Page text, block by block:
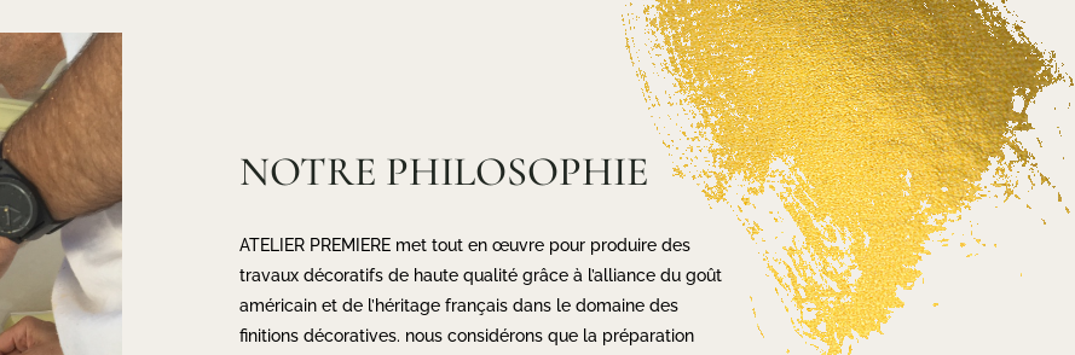
NOTRE PHILOSOPHIE
ATELIER PREMIERE met tout en œuvre pour produire des
travaux décoratifs de haute qualité grâce à l’alliance du goût
américain et de l’héritage français dans le domaine des
finitions décoratives. nous considérons que la préparation